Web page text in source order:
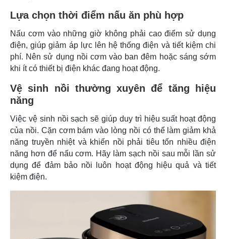
Lựa chọn thời điểm nấu ăn phù hợp
Nấu cơm vào những giờ không phải cao điểm sử dụng
điện, giúp giảm áp lực lên hệ thống điện và tiết kiệm chi
phí. Nên sử dụng nồi cơm vào ban đêm hoặc sáng sớm
khi ít có thiết bị điện khác đang hoạt động.
Vệ sinh nồi thường xuyên để tăng hiệu
năng
Việc vệ sinh nồi sạch sẽ giúp duy trì hiệu suất hoạt động
của nồi. Cặn cơm bám vào lòng nồi có thể làm giảm khả
năng truyền nhiệt và khiến nồi phải tiêu tốn nhiều điện
năng hơn để nấu cơm. Hãy làm sạch nồi sau mỗi lần sử
dụng để đảm bảo nồi luôn hoạt động hiệu quả và tiết
kiệm điện.